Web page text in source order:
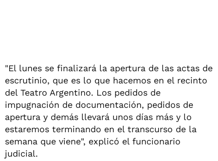
"El lunes se finalizará la apertura de las actas de
escrutinio, que es lo que hacemos en el recinto
del Teatro Argentino. Los pedidos de
impugnación de documentación, pedidos de
apertura y demás llevará unos días más y lo
estaremos terminando en el transcurso de la
semana que viene", explicó el funcionario
judicial.